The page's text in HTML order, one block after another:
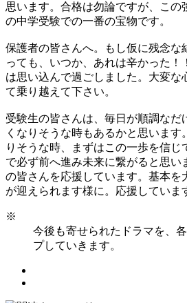
思います。合格は勿論ですが、この
の中学受験での一番の宝物です。
保護者の皆さんへ。もし仮に残念な
っても、いつか、あれは辛かった！
は思い込んで過ごしました。大変な
て乗り越えて下さい。
受験生の皆さんは、毎日が順調なだ
くなりそうな時もあるかと思います
りそうな時、まずはこの一歩を信じ
で必ず前へ進み未来に繋がると思い
の皆さんを応援しています。基本を
が迎えられます様に。応援していま
※
今後も寄せられたドラマを、
プしていきます。